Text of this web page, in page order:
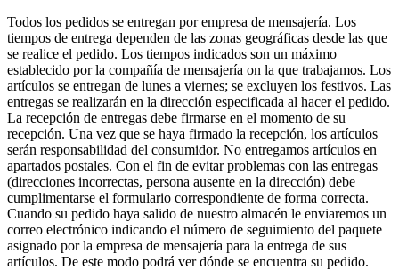
Todos los pedidos se entregan por empresa de mensajería. Los
tiempos de entrega dependen de las zonas geográficas desde las que
se realice el pedido. Los tiempos indicados son un máximo
establecido por la compañía de mensajería on la que trabajamos. Los
artículos se entregan de lunes a viernes; se excluyen los festivos. Las
entregas se realizarán en la dirección especificada al hacer el pedido.
La recepción de entregas debe firmarse en el momento de su
recepción. Una vez que se haya firmado la recepción, los artículos
serán responsabilidad del consumidor. No entregamos artículos en
apartados postales. Con el fin de evitar problemas con las entregas
(direcciones incorrectas, persona ausente en la dirección) debe
cumplimentarse el formulario correspondiente de forma correcta.
Cuando su pedido haya salido de nuestro almacén le enviaremos un
correo electrónico indicando el número de seguimiento del paquete
asignado por la empresa de mensajería para la entrega de sus
artículos. De este modo podrá ver dónde se encuentra su pedido.